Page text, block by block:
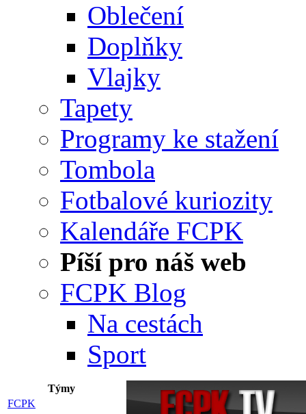
Oblečení
Doplňky
Vlajky
Tapety
Programy ke stažení
Tombola
Fotbalové kuriozity
Kalendáře FCPK
Píší pro náš web
FCPK Blog
Na cestách
Sport
Týmy
FCPK